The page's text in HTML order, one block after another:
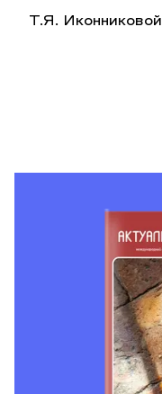
Т.Я. Иконниковой